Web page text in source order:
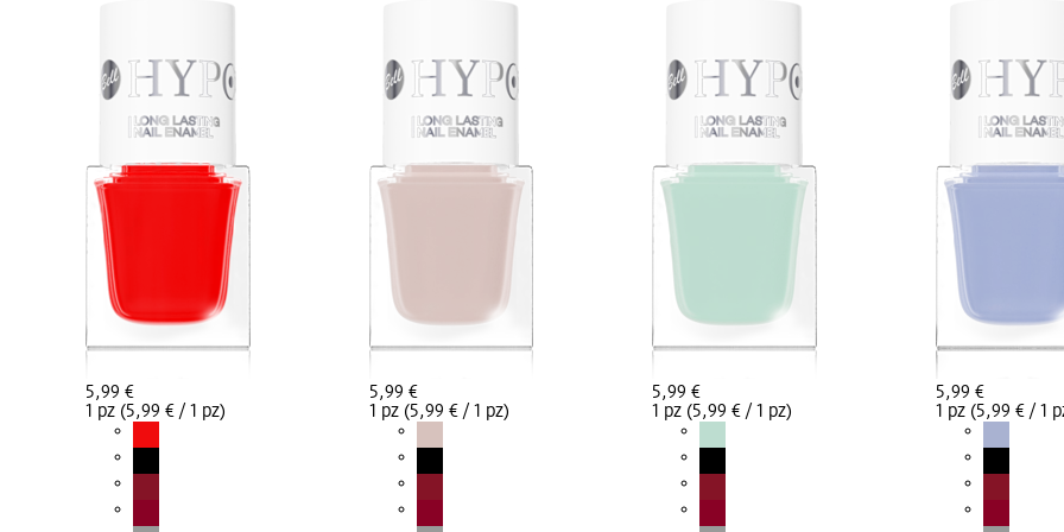
5,99 €
1 pz (5,99 € / 1 pz)
5,99 €
1 pz (5,99 € / 1 pz)
5,99 €
1 pz (5,99 € / 1 pz)
5,99 €
1 pz (5,99 € / 1